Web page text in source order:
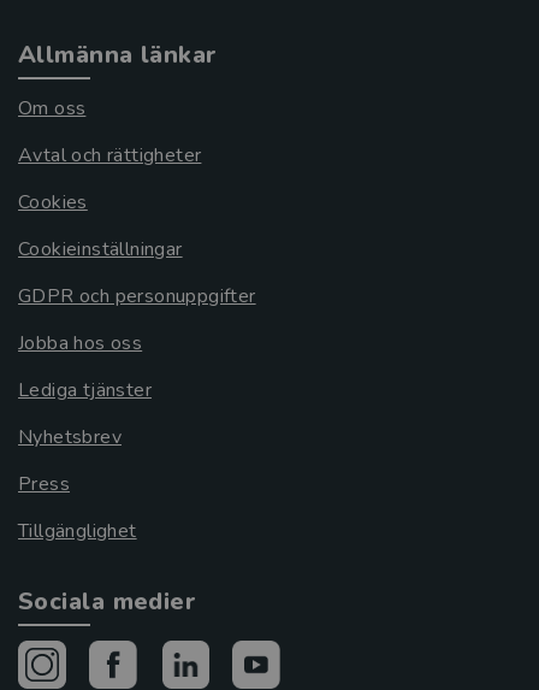
Allmänna länkar
Om oss
Avtal och rättigheter
Cookies
Cookieinställningar
GDPR och personuppgifter
Jobba hos oss
Lediga tjänster
Nyhetsbrev
Press
Tillgänglighet
Sociala medier